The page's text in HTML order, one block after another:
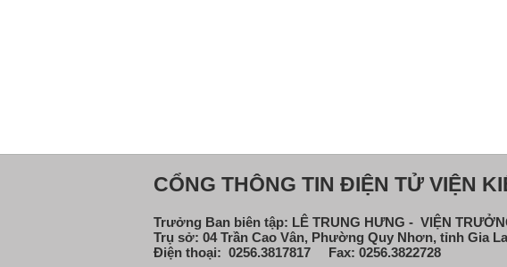
CỔNG THÔNG TIN ĐIỆN TỬ VIỆN
Trưởng Ban biên tập: LÊ TRUNG HƯNG - VIỆN
Trụ sở: 04 Trần Cao Vân, Phường Quy Nhơn, tỉnh Gia
Điện thoại: 0256.3817817 Fax: 0256.3822728